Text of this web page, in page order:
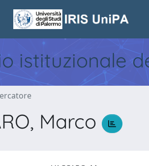
istituzionale
Marco